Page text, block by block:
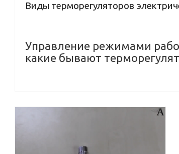
Виды терморегуляторов
Управление режимами
какие бывают